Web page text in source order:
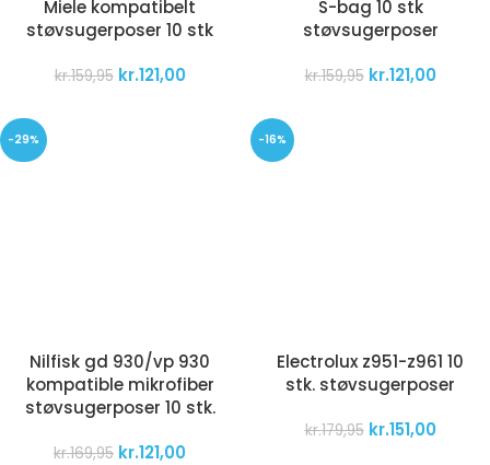
Miele kompatibelt
støvsugerposer 10 stk
kr.159,95 kr.121,00
S-bag 10 stk
støvsugerposer
kr.159,95 kr.121,00
-29%
Nilfisk gd 930/vp 930
kompatible mikrofiber
støvsugerposer 10 stk.
kr.169,95 kr.121,00
-16%
Electrolux z951-z961 10
stk. støvsugerposer
kr.179,95 kr.151,00